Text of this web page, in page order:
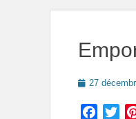
Posted
27